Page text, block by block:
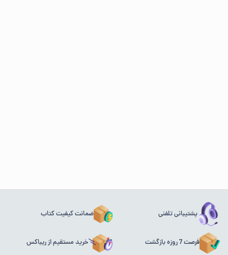
پشتیبانی تلفنی ضمانت کیفیت کتاب
فرصت 7 روزه بازگشت خرید مستقیم از ریباکس